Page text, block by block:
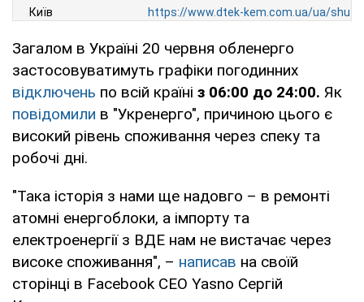
Київ https://www.dtek-kem.com.ua/ua/
Київська
область
https://www.dtek-krem.com.ua/ua/
Кіровоградська
область
https://kiroe.com.ua/electricity-blackout
область
кабінеті)
Миколаїв та
область
https://www.energy.mk.ua/grafik-
spozhyvachiv
Одеса та https://www.dtek-oem.com.ua/ua/
Загалом в Україні 20 червня обленерго
застосовуватимуть графіки погодинних
відключень по всій країні з 06:00 до 24:00. Як
повідомили в "Укренерго", причиною цього є
високий рівень споживання через спеку та
робочі дні.
"Така історія з нами ще надовго – в ремонті
атомні енергоблоки, а імпорту та
електроенергії з ВДЕ нам не вистачає через
високе споживання", – написав на своїй
сторінці в Facebook CEO Yasno Сергій